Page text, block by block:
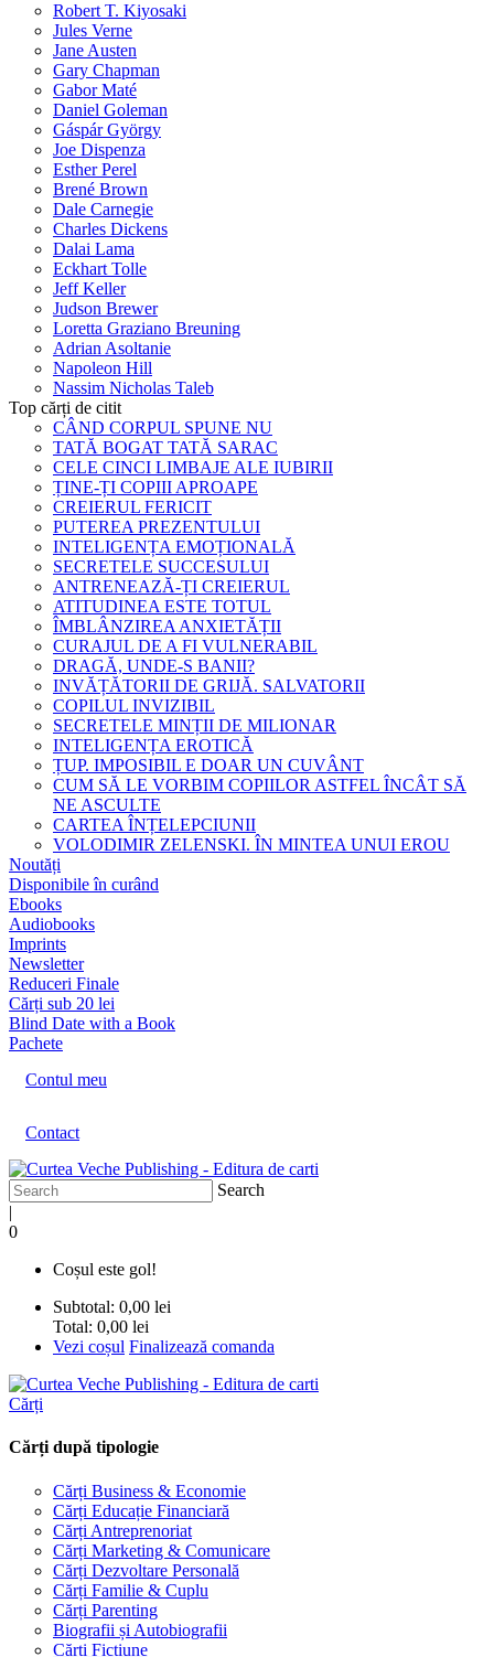
Robert T. Kiyosaki
Jules Verne
Jane Austen
Gary Chapman
Gabor Maté
Daniel Goleman
Gáspár György
Joe Dispenza
Esther Perel
Brené Brown
Dale Carnegie
Charles Dickens
Dalai Lama
Eckhart Tolle
Jeff Keller
Judson Brewer
Loretta Graziano Breuning
Adrian Asoltanie
Napoleon Hill
Nassim Nicholas Taleb
Top cărți de citit
CÂND CORPUL SPUNE NU
TATĂ BOGAT TATĂ SARAC
CELE CINCI LIMBAJE ALE IUBIRII
ȚINE-ȚI COPIII APROAPE
CREIERUL FERICIT
PUTEREA PREZENTULUI
INTELIGENȚA EMOȚIONALĂ
SECRETELE SUCCESULUI
ANTRENEAZĂ-ȚI CREIERUL
ATITUDINEA ESTE TOTUL
ÎMBLÂNZIREA ANXIETĂȚII
CURAJUL DE A FI VULNERABIL
DRAGĂ, UNDE-S BANII?
INVĂȚĂTORII DE GRIJĂ. SALVATORII
COPILUL INVIZIBIL
SECRETELE MINȚII DE MILIONAR
INTELIGENȚA EROTICĂ
ȚUP. IMPOSIBIL E DOAR UN CUVÂNT
CUM SĂ LE VORBIM COPIILOR ASTFEL ÎNCÂT SĂ
NE ASCULTE
CARTEA ÎNȚELEPCIUNII
VOLODIMIR ZELENSKI. ÎN MINTEA UNUI EROU
Noutăți
Disponibile în curând
Ebooks
Audiobooks
Imprints
Newsletter
Reduceri Finale
Cărți sub 20 lei
Blind Date with a Book
Pachete
Contul meu
Contact
Search
|
0
Coșul este gol!
Subtotal: 0,00 lei
Total: 0,00 lei
Vezi coșul Finalizează comanda
Cărți
Cărți după tipologie
Cărți Business & Economie
Cărți Educație Financiară
Cărți Antreprenoriat
Cărți Marketing & Comunicare
Cărți Dezvoltare Personală
Cărți Familie & Cuplu
Cărți Parenting
Biografii și Autobiografii
Cărți Ficțiune